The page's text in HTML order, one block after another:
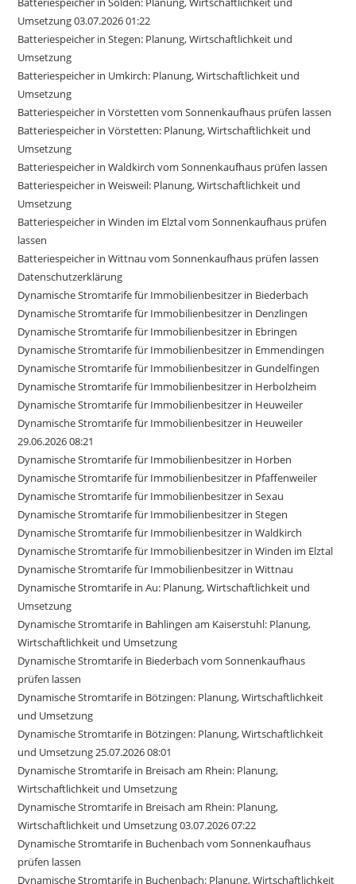
Umsetzung 03.07.2026 01:22
Batteriespeicher in Stegen: Planung, Wirtschaftlichkeit und
Umsetzung
Batteriespeicher in Umkirch: Planung, Wirtschaftlichkeit und
Umsetzung
Batteriespeicher in Vörstetten vom Sonnenkaufhaus prüfen lassen
Batteriespeicher in Vörstetten: Planung, Wirtschaftlichkeit und
Umsetzung
Batteriespeicher in Waldkirch vom Sonnenkaufhaus prüfen lassen
Batteriespeicher in Weisweil: Planung, Wirtschaftlichkeit und
Umsetzung
Batteriespeicher in Winden im Elztal vom Sonnenkaufhaus prüfen
lassen
Batteriespeicher in Wittnau vom Sonnenkaufhaus prüfen lassen
Datenschutzerklärung
Dynamische Stromtarife für Immobilienbesitzer in Biederbach
Dynamische Stromtarife für Immobilienbesitzer in Denzlingen
Dynamische Stromtarife für Immobilienbesitzer in Ebringen
Dynamische Stromtarife für Immobilienbesitzer in Emmendingen
Dynamische Stromtarife für Immobilienbesitzer in Gundelfingen
Dynamische Stromtarife für Immobilienbesitzer in Herbolzheim
Dynamische Stromtarife für Immobilienbesitzer in Heuweiler
Dynamische Stromtarife für Immobilienbesitzer in Heuweiler
29.06.2026 08:21
Dynamische Stromtarife für Immobilienbesitzer in Horben
Dynamische Stromtarife für Immobilienbesitzer in Pfaffenweiler
Dynamische Stromtarife für Immobilienbesitzer in Sexau
Dynamische Stromtarife für Immobilienbesitzer in Stegen
Dynamische Stromtarife für Immobilienbesitzer in Waldkirch
Dynamische Stromtarife für Immobilienbesitzer in Winden im Elztal
Dynamische Stromtarife für Immobilienbesitzer in Wittnau
Dynamische Stromtarife in Au: Planung, Wirtschaftlichkeit und
Umsetzung
Dynamische Stromtarife in Bahlingen am Kaiserstuhl: Planung,
Wirtschaftlichkeit und Umsetzung
Dynamische Stromtarife in Biederbach vom Sonnenkaufhaus
prüfen lassen
Dynamische Stromtarife in Bötzingen: Planung, Wirtschaftlichkeit
und Umsetzung
Dynamische Stromtarife in Bötzingen: Planung, Wirtschaftlichkeit
und Umsetzung 25.07.2026 08:01
Dynamische Stromtarife in Breisach am Rhein: Planung,
Wirtschaftlichkeit und Umsetzung
Dynamische Stromtarife in Breisach am Rhein: Planung,
Wirtschaftlichkeit und Umsetzung 03.07.2026 07:22
Dynamische Stromtarife in Buchenbach vom Sonnenkaufhaus
prüfen lassen
Dynamische Stromtarife in Buchenbach: Planung, Wirtschaftlichkeit